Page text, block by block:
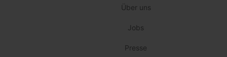
Über uns
Jobs
Presse